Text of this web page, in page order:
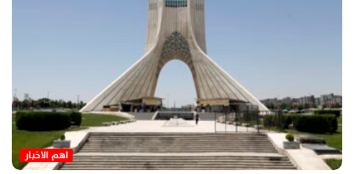
اهم الاخبار